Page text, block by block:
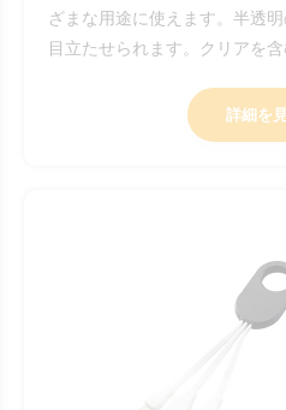
ざまな用途に使えます。半透
目立たせられます。クリアを含
詳細を